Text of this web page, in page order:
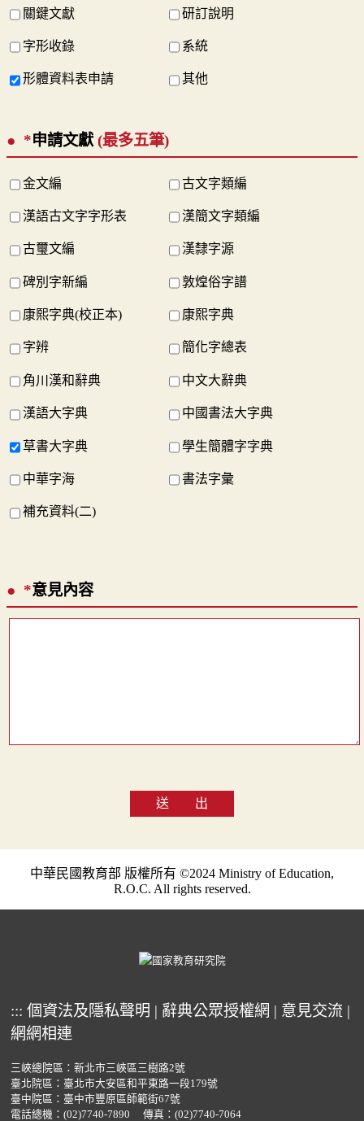
關鍵文獻 研訂說明
字形收錄 系統
形體資料表申請 其他
*申請文獻 (最多五筆)
金文編 古文字類編
漢語古文字字形表 漢簡文字類編
古璽文編 漢隸字源
碑別字新編 敦煌俗字譜
康熙字典(校正本) 康熙字典
字辨 簡化字總表
角川漢和辭典 中文大辭典
漢語大字典 中國書法大字典
草書大字典 學生簡體字字典
中華字海 書法字彙
補充資料(二)
*意見內容
送 出
中華民國教育部 版權所有 ©2024 Ministry of Education,
R.O.C. All rights reserved.
::: 個資法及隱私聲明 | 辭典公眾授權網 | 意見交流 |
網網相連
三峽總院區：新北市三峽區三樹路2號
臺北院區：臺北市大安區和平東路一段179號
臺中院區：臺中市豐原區師範街67號
電話總機： (02)7740-7890 傳真：(02)7740-7064